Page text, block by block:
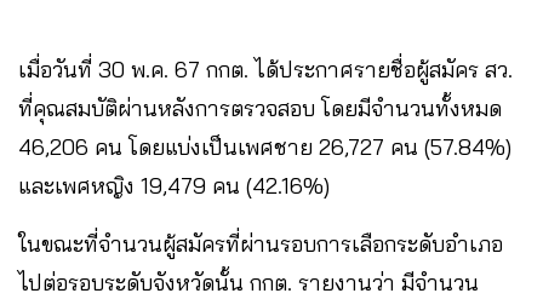
เมื่อวันที่ 30 พ.ค. 67 กกต. ได้ประกาศรายชื่อผู้สมัคร สว.
ที่คุณสมบัติผ่านหลังการตรวจสอบ โดยมีจำนวนทั้งหมด
46,206 คน โดยแบ่งเป็นเพศชาย 26,727 คน (57.84%)
และเพศหญิง 19,479 คน (42.16%)
ในขณะที่จำนวนผู้สมัครที่ผ่านรอบการเลือกระดับอำเภอ
ไปต่อรอบระดับจังหวัดนั้น กกต. รายงานว่า มีจำนวน